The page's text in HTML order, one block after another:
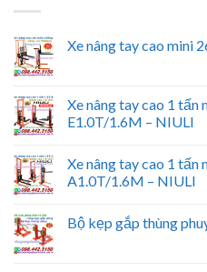
Xe nâng tay cao mini
Xe nâng tay cao 1 tấn
E1.0T/1.6M – NIULI
Xe nâng tay cao 1 tấn
A1.0T/1.6M – NIULI
Bộ kẹp gắp thùng